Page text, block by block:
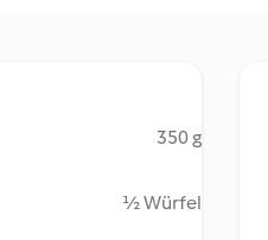
350 g
½ Würfel